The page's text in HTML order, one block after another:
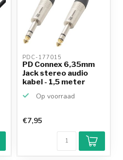
PDC-177015
PD Connex 6,35mm
Jack stereo audio
kabel - 1,5 meter
Op voorraad
€7,95